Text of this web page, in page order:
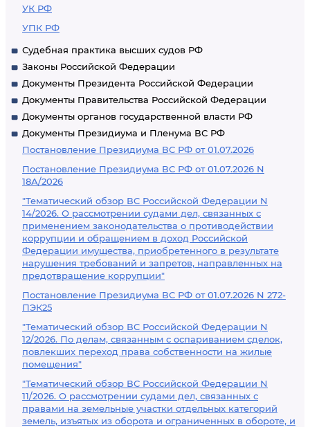
УК РФ
УПК РФ
Судебная практика высших судов РФ
Законы Российской Федерации
Документы Президента Российской Федерации
Документы Правительства Российской Федерации
Документы органов государственной власти РФ
Документы Президиума и Пленума ВС РФ
Постановление Президиума ВС РФ от 01.07.2026
Постановление Президиума ВС РФ от 01.07.2026 N
18А/2026
"Тематический обзор ВС Российской Федерации N
14/2026. О рассмотрении судами дел, связанных с
применением законодательства о противодействии
коррупции и обращением в доход Российской
Федерации имущества, приобретенного в результате
нарушения требований и запретов, направленных на
предотвращение коррупции"
Постановление Президиума ВС РФ от 01.07.2026 N 272-
ПЭК25
"Тематический обзор ВС Российской Федерации N
12/2026. По делам, связанным с оспариванием сделок,
повлекших переход права собственности на жилые
помещения"
"Тематический обзор ВС Российской Федерации N
11/2026. О рассмотрении судами дел, связанных с
правами на земельные участки отдельных категорий
земель, изъятых из оборота и ограниченных в обороте, и